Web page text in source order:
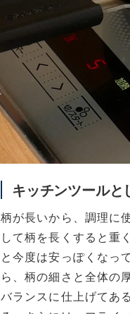
キッチンツールと
柄が長いから、調理に
して柄を長くすると重
と今度は安っぽくなっ
ら、柄の細さと全体の
バランスに仕上げてあ